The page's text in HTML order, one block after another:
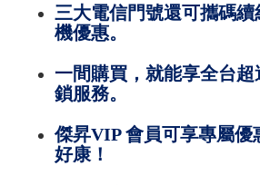
三大電信門號還可攜碼
機優惠。
一間購買，就能享全台
鎖服務。
傑昇VIP 會員可享專屬優
好康！